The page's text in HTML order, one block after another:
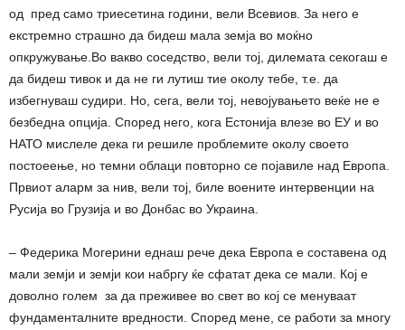
од пред само триесетина години, вели Всевиов. За него е
екстремно страшно да бидеш мала земја во моќно
опкружување.Во вакво соседство, вели тој, дилемата секогаш е
да бидеш тивок и да не ги лутиш тие околу тебе, т.е. да
избегнуваш судири. Но, сега, вели тој, невојувањето веќе не е
безбедна опција. Според него, кога Естонија влезе во ЕУ и во
НАТО мислеле дека ги решиле проблемите околу своето
постоеење, но темни облаци повторно се појавиле над Европа.
Првиот аларм за нив, вели тој, биле воените интервенции на
Русија во Грузија и во Донбас во Украина.
– Федерика Могерини еднаш рече дека Европа е составена од
мали земји и земји кои набргу ќе сфатат дека се мали. Кој е
доволно голем за да преживее во свет во кој се менуваат
фундаменталните вредности. Според мене, се работи за многу